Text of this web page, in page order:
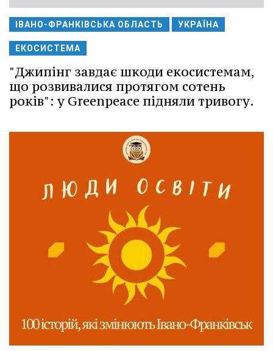
ІВАНО-ФРАНКІВСЬКА ОБЛАСТЬ УКРАЇНА
ЕКОСИСТЕМА
"Джипінг завдає шкоди екосистемам,
що розвивалися протягом сотень
років": у Greenpeace підняли тривогу.